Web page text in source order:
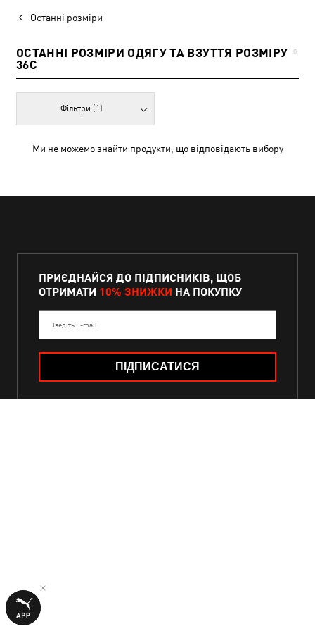
Останні розміри
ОСТАННІ РОЗМІРИ ОДЯГУ ТА ВЗУТТЯ РОЗМІРУ
36C
0
Фільтри (1)
Ми не можемо знайти продукти, що відповідають вибору
ПРИЄДНАЙСЯ ДО ПІДПИСНИКІВ, ЩОБ
ОТРИМАТИ 10% ЗНИЖКИ НА ПОКУПКУ
Введіть E-mail
ПІДПИСАТИСЯ